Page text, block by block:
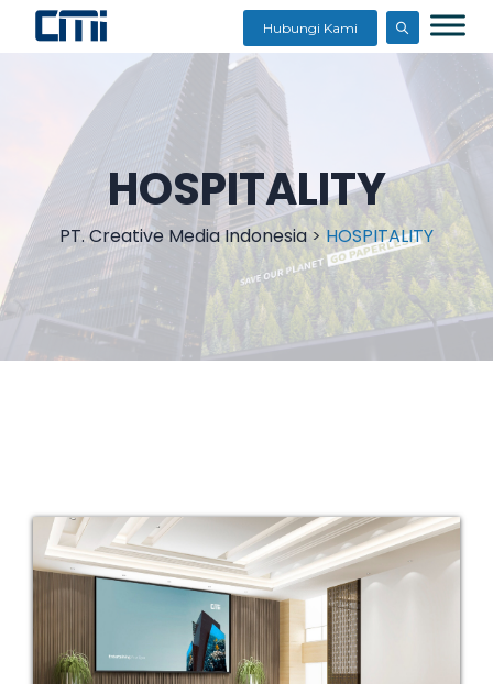
Hubungi Kami
HOSPITALITY
PT. Creative Media Indonesia>HOSPITALITY